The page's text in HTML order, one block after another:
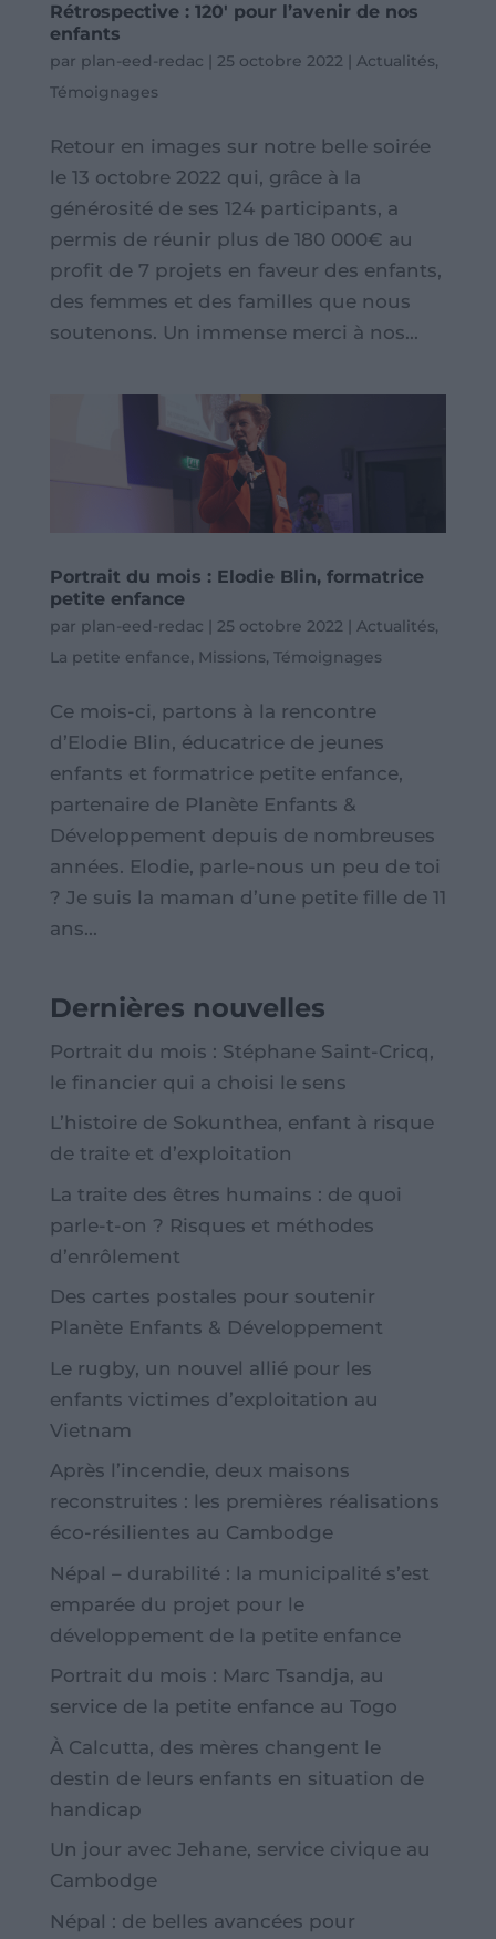
Rétrospective : 120′ pour l’avenir de nos
enfants
par plan-eed-redac | 25 octobre 2022 | Actualités,
Témoignages
Retour en images sur notre belle soirée
le 13 octobre 2022 qui, grâce à la
générosité de ses 124 participants, a
permis de réunir plus de 180 000€ au
profit de 7 projets en faveur des enfants,
des femmes et des familles que nous
soutenons. Un immense merci à nos...
Portrait du mois : Elodie Blin, formatrice
petite enfance
par plan-eed-redac | 25 octobre 2022 | Actualités,
La petite enfance, Missions, Témoignages
Ce mois-ci, partons à la rencontre
d’Elodie Blin, éducatrice de jeunes
enfants et formatrice petite enfance,
partenaire de Planète Enfants &
Développement depuis de nombreuses
années. Elodie, parle-nous un peu de toi
? Je suis la maman d’une petite fille de 11
ans...
Dernières nouvelles
Portrait du mois : Stéphane Saint-Cricq,
le financier qui a choisi le sens
L’histoire de Sokunthea, enfant à risque
de traite et d’exploitation
La traite des êtres humains : de quoi
parle-t-on ? Risques et méthodes
d’enrôlement
Des cartes postales pour soutenir
Planète Enfants & Développement
Le rugby, un nouvel allié pour les
enfants victimes d’exploitation au
Vietnam
Après l’incendie, deux maisons
reconstruites : les premières réalisations
éco-résilientes au Cambodge
Népal – durabilité : la municipalité s’est
emparée du projet pour le
développement de la petite enfance
Portrait du mois : Marc Tsandja, au
service de la petite enfance au Togo
À Calcutta, des mères changent le
destin de leurs enfants en situation de
handicap
Un jour avec Jehane, service civique au
Cambodge
Népal : de belles avancées pour